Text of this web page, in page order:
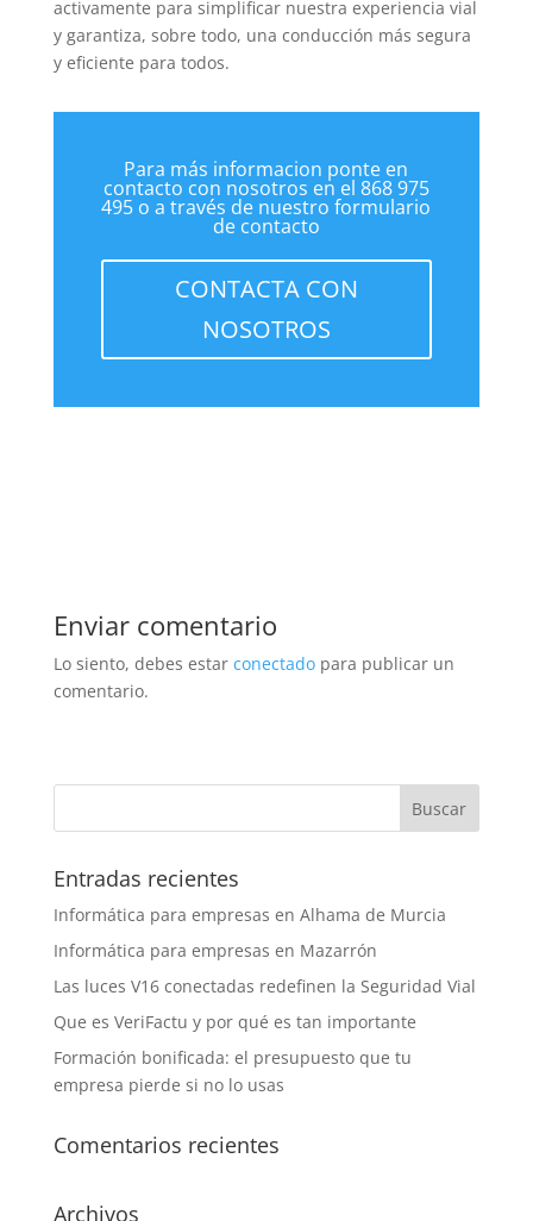
activamente para simplificar nuestra experiencia vial
y garantiza, sobre todo, una conducción más segura
y eficiente para todos.
Para más informacion ponte en
contacto con nosotros en el 868 975
495 o a través de nuestro formulario
de contacto
CONTACTA CON
NOSOTROS
Enviar comentario
Lo siento, debes estar conectadopara publicar un
comentario.
Entradas recientes
Informática para empresas en Alhama de Murcia
Informática para empresas en Mazarrón
Las luces V16 conectadas redefinen la Seguridad Vial
Que es VeriFactu y por qué es tan importante
Formación bonificada: el presupuesto que tu
empresa pierde si no lo usas
Comentarios recientes
Archivos